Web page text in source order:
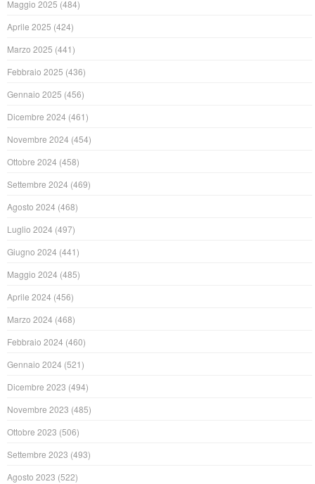
Maggio 2025 (484)
Aprile 2025 (424)
Marzo 2025 (441)
Febbraio 2025 (436)
Gennaio 2025 (456)
Dicembre 2024 (461)
Novembre 2024 (454)
Ottobre 2024 (458)
Settembre 2024 (469)
Agosto 2024 (468)
Luglio 2024 (497)
Giugno 2024 (441)
Maggio 2024 (485)
Aprile 2024 (456)
Marzo 2024 (468)
Febbraio 2024 (460)
Gennaio 2024 (521)
Dicembre 2023 (494)
Novembre 2023 (485)
Ottobre 2023 (506)
Settembre 2023 (493)
Agosto 2023 (522)